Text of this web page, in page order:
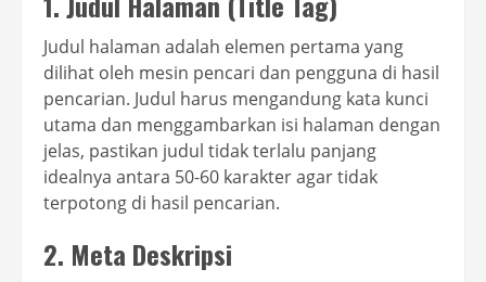
Judul halaman adalah elemen pertama yang
dilihat oleh mesin pencari dan pengguna di hasil
pencarian. Judul harus mengandung kata kunci
utama dan menggambarkan isi halaman dengan
jelas, pastikan judul tidak terlalu panjang
idealnya antara 50-60 karakter agar tidak
terpotong di hasil pencarian.
2. Meta Deskripsi